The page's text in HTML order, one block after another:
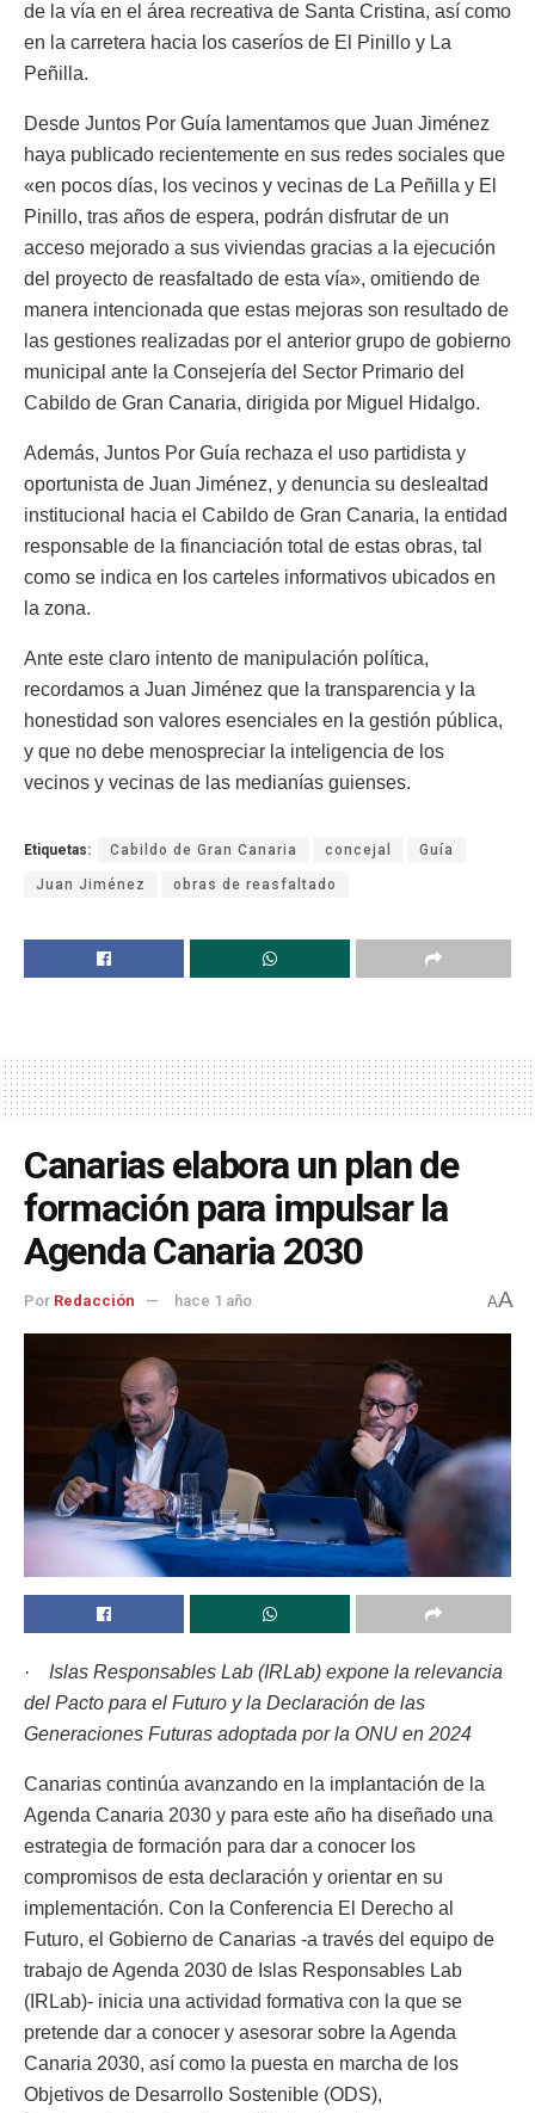
de la vía en el área recreativa de Santa Cristina, así como
en la carretera hacia los caseríos de El Pinillo y La
Peñilla.
Desde Juntos Por Guía lamentamos que Juan Jiménez
haya publicado recientemente en sus redes sociales que
«en pocos días, los vecinos y vecinas de La Peñilla y El
Pinillo, tras años de espera, podrán disfrutar de un
acceso mejorado a sus viviendas gracias a la ejecución
del proyecto de reasfaltado de esta vía», omitiendo de
manera intencionada que estas mejoras son resultado de
las gestiones realizadas por el anterior grupo de gobierno
municipal ante la Consejería del Sector Primario del
Cabildo de Gran Canaria, dirigida por Miguel Hidalgo.
Además, Juntos Por Guía rechaza el uso partidista y
oportunista de Juan Jiménez, y denuncia su deslealtad
institucional hacia el Cabildo de Gran Canaria, la entidad
responsable de la financiación total de estas obras, tal
como se indica en los carteles informativos ubicados en
la zona.
Ante este claro intento de manipulación política,
recordamos a Juan Jiménez que la transparencia y la
honestidad son valores esenciales en la gestión pública,
y que no debe menospreciar la inteligencia de los
vecinos y vecinas de las medianías guienses.
Etiquetas: Cabildo de Gran Canaria concejal Guía
Juan Jiménez obras de reasfaltado
Canarias elabora un plan de
formación para impulsar la
Agenda Canaria 2030
Por Redacción hace 1 año AA
· Islas Responsables Lab (IRLab) expone la relevancia
del Pacto para el Futuro y la Declaración de las
Generaciones Futuras adoptada por la ONU en 2024
Canarias continúa avanzando en la implantación de la
Agenda Canaria 2030 y para este año ha diseñado una
estrategia de formación para dar a conocer los
compromisos de esta declaración y orientar en su
implementación. Con la Conferencia El Derecho al
Futuro, el Gobierno de Canarias -a través del equipo de
trabajo de Agenda 2030 de Islas Responsables Lab
(IRLab)- inicia una actividad formativa con la que se
pretende dar a conocer y asesorar sobre la Agenda
Canaria 2030, así como la puesta en marcha de los
Objetivos de Desarrollo Sostenible (ODS),